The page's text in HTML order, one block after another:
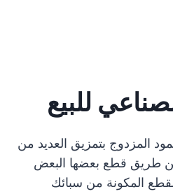
للبيع
المزدوج بتمزيق العديد من
عن طريق قطع بعضها البعض
المكونة من سبائك